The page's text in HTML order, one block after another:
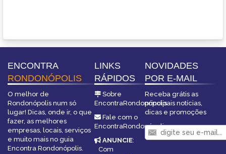
ENCONTRA
RONDONÓPOLIS
O melhor de
Rondonópolis num só
lugar! Dicas, onde ir, o que
fazer, as melhores
empresas, locais, serviços
e muito mais no guia
Encontra Rondonópolis.
LINKS
RÁPIDOS
Sobre
EncontraRondonópolis
Fale com o
EncontraRondonópolis
ANUNCIE:
Com
NOVIDADES
POR E-MAIL
Receba grátis as
principais notícias,
dicas e promoções